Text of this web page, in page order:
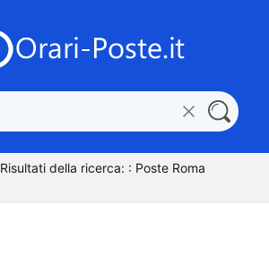
Risultati della ricerca: : Poste Roma